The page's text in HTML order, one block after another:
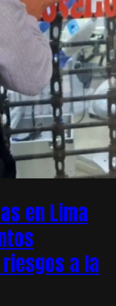
en Lima
a la